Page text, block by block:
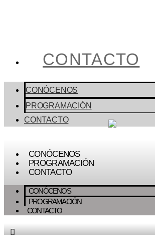
CONTACTO
CONÓCENOS
PROGRAMACIÓN
CONTACTO
CONÓCENOS
PROGRAMACIÓN
CONTACTO
CONÓCENOS
PROGRAMACIÓN
CONTACTO